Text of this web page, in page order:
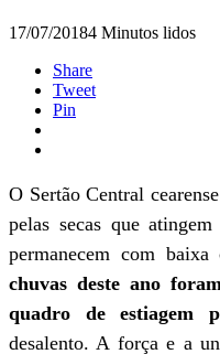
17/07/20184 Minutos lidos
Share
Tweet
Pin
O Sertão Central
pelas secas que
permanecem com
chuvas deste ano
quadro de estiagem
desalento. A força e a